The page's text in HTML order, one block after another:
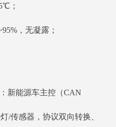
；
，无凝露；
新能源车主控（CAN
/传感器，协议双向转换、